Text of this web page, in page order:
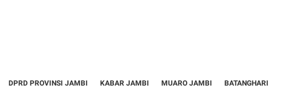
DPRD PROVINSI JAMBI KABAR JAMBI MUARO JAMBI BATANGHARI